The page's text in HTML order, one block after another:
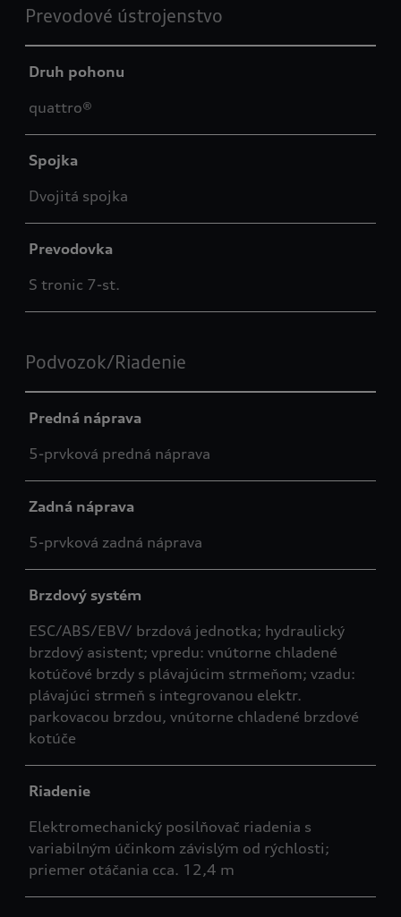
Prevodové ústrojenstvo
Druh pohonu
quattro®
Spojka
Dvojitá spojka
Prevodovka
S tronic 7-st.
Podvozok/Riadenie
Predná náprava
5-prvková predná náprava
Zadná náprava
5-prvková zadná náprava
Brzdový systém
ESC/ABS/EBV/ brzdová jednotka; hydraulický
brzdový asistent; vpredu: vnútorne chladené
kotúčové brzdy s plávajúcim strmeňom; vzadu:
plávajúci strmeň s integrovanou elektr.
parkovacou brzdou, vnútorne chladené brzdové
kotúče
Riadenie
Elektromechanický posilňovač riadenia s
variabilným účinkom závislým od rýchlosti;
priemer otáčania cca. 12,4 m